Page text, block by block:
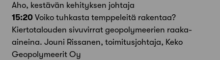
Aho, kestävän kehityksen johtaja
15:20 Voiko tuhkasta temppeleitä rakentaa?
Kiertotalouden sivuvirrat geopolymeerien raaka-
aineina. Jouni Rissanen, toimitusjohtaja, Keko
Geopolymeerit Oy